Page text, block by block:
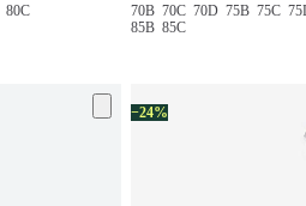
80C 70B70C70D75B75C
85B85C
−24%